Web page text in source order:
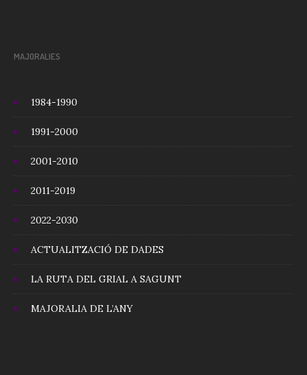
MAJORALIES
1984-1990
1991-2000
2001-2010
2011-2019
2022-2030
ACTUALITZACIÓ DE DADES
LA RUTA DEL GRIAL A SAGUNT
MAJORALIA DE L’ANY